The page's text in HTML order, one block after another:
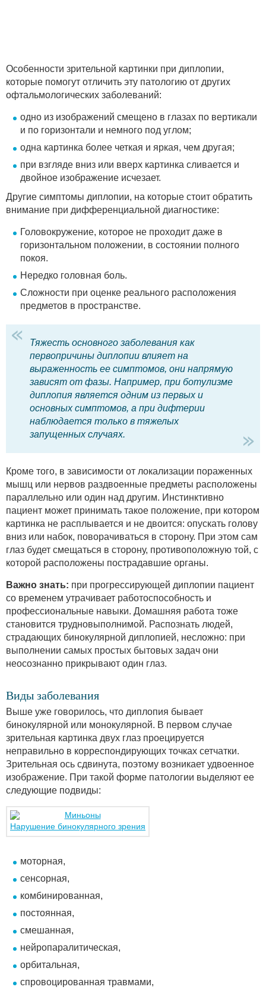
Особенности зрительной картинки при диплопии,
которые помогут отличить эту патологию от других
офтальмологических заболеваний:
одно из изображений смещено в глазах по вертикали
и по горизонтали и немного под углом;
одна картинка более четкая и яркая, чем другая;
при взгляде вниз или вверх картинка сливается и
двойное изображение исчезает.
Другие симптомы диплопии, на которые стоит обратить
внимание при дифференциальной диагностике:
Головокружение, которое не проходит даже в
горизонтальном положении, в состоянии полного
покоя.
Нередко головная боль.
Сложности при оценке реального расположения
предметов в пространстве.
Тяжесть основного заболевания как
первопричины диплопии влияет на
выраженность ее симптомов, они напрямую
зависят от фазы. Например, при ботулизме
диплопия является одним из первых и
основных симптомов, а при дифтерии
наблюдается только в тяжелых
запущенных случаях.
Кроме того, в зависимости от локализации пораженных
мышц или нервов раздвоенные предметы расположены
параллельно или один над другим. Инстинктивно
пациент может принимать такое положение, при котором
картинка не расплывается и не двоится: опускать голову
вниз или набок, поворачиваться в сторону. При этом сам
глаз будет смещаться в сторону, противоположную той, с
которой расположены пострадавшие органы.
Важно знать: при прогрессирующей диплопии пациент
со временем утрачивает работоспособность и
профессиональные навыки. Домашняя работа тоже
становится трудновыполнимой. Распознать людей,
страдающих бинокулярной диплопией, несложно: при
выполнении самых простых бытовых задач они
неосознанно прикрывают один глаз.
Виды заболевания
Выше уже говорилось, что диплопия бывает
бинокулярной или монокулярной. В первом случае
зрительная картинка двух глаз проецируется
неправильно в корреспондирующих точках сетчатки.
Зрительная ось сдвинута, поэтому возникает удвоенное
изображение. При такой форме патологии выделяют ее
следующие подвиды:
Нарушение бинокулярного зрения
моторная,
сенсорная,
комбинированная,
постоянная,
смешанная,
нейропаралитическая,
орбитальная,
спровоцированная травмами,